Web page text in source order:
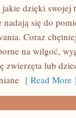
jakie dzięki
się do
Coraz
na wilgoć,
zwierzęta lub
[ Read More